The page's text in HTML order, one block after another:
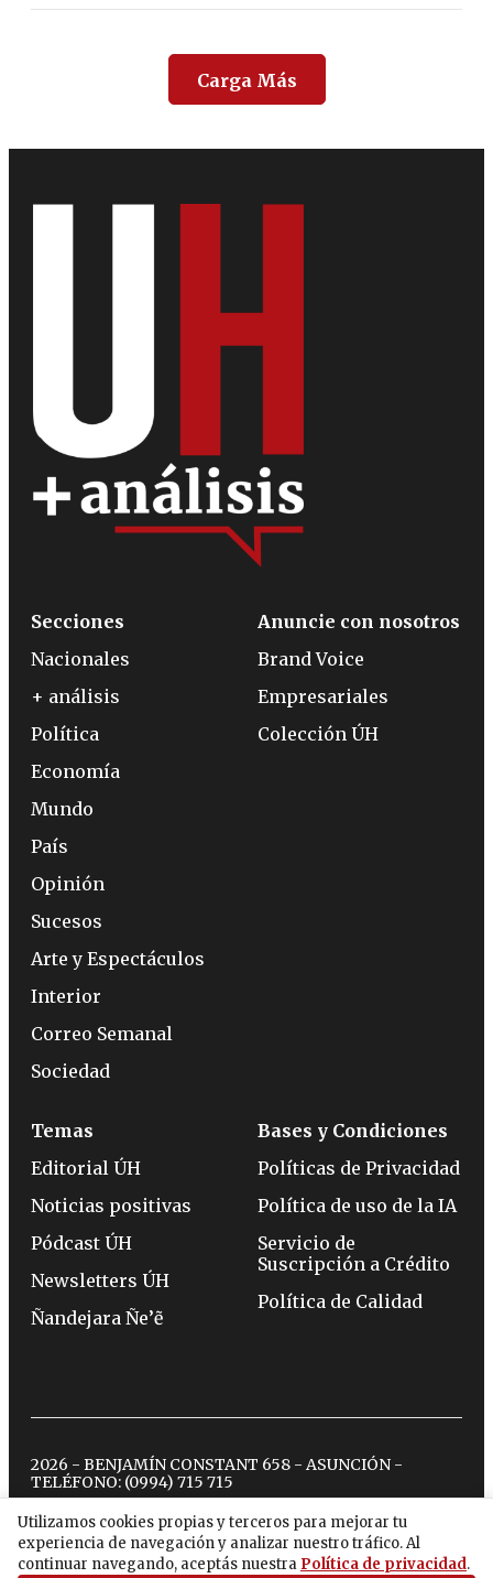
Carga Más
Utilizamos cookies propias y terceros para mejorar tu
experiencia de navegación y analizar nuestro tráfico. Al
continuar navegando, aceptás nuestra Política de privacidad.
Secciones
Nacionales
+ análisis
Política
Economía
Mundo
País
Opinión
Sucesos
Arte y Espectáculos
Interior
Correo Semanal
Sociedad
Anuncie con nosotros
Brand Voice
Empresariales
Colección ÚH
Temas
Editorial ÚH
Noticias positivas
Pódcast ÚH
Newsletters ÚH
Ñandejara Ñe’ẽ
Bases y Condiciones
Políticas de Privacidad
Política de uso de la IA
Servicio de
Suscripción a Crédito
Política de Calidad
2026 - BENJAMÍN CONSTANT 658 - ASUNCIÓN -
TELÉFONO: (0994) 715 715
twitterinstagram
facebook
tiktokyoutubespotify